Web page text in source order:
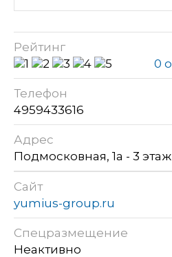
Рейтинг
0
Телефон
4959433616
Адрес
Подмосковная, 1а - 3 этаж
Сайт
yumius-group.ru
Спецразмещение
Неактивно